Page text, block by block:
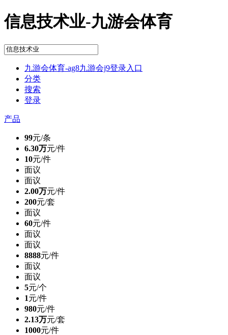
信息技术业-九游会体育
九游会体育-ag8九游会j9登录入口
分类
搜索
登录
产品
99元/条
6.30万元/件
10元/件
面议
面议
2.00万元/件
200元/套
面议
60元/件
面议
面议
8888元/件
面议
面议
5元/个
1元/件
980元/件
2.13万元/套
1000元/件